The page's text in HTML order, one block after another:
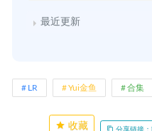
最近更新
LR Yui金鱼 合集
收藏 分享链接：